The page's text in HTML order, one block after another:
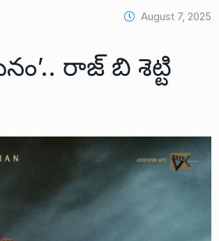
August 7, 2025
రాజ్ బి శెట్టి